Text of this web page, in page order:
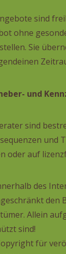
sind
ohne
Sie
und
sind
und
oder auf
des
den
Allein
sind!
für